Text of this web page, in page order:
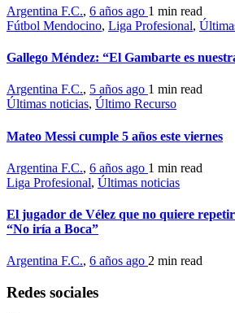
Argentina F.C., 6 años ago 1 min read
Fútbol Mendocino, Liga Profesional,
Gallego Méndez: “El Gambarte es
Argentina F.C., 5 años ago 1 min read
Últimas noticias, Último Recurso
Mateo Messi cumple 5 años este viernes
Argentina F.C., 6 años ago 1 min read
Liga Profesional, Últimas noticias
El jugador de Vélez que no quiere
“No iría a Boca”
Argentina F.C., 6 años ago 2 min read
Redes sociales